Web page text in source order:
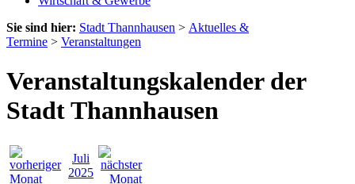
Sie sind hier: Stadt Thannhausen > Aktuelles &
Termine > Veranstaltungen
Veranstaltungskalender der
Stadt Thannhausen
Juli
2025